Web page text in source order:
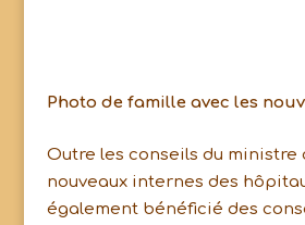
Photo de famille avec les
Outre les conseils du ministre
nouveaux internes des
également bénéficié des